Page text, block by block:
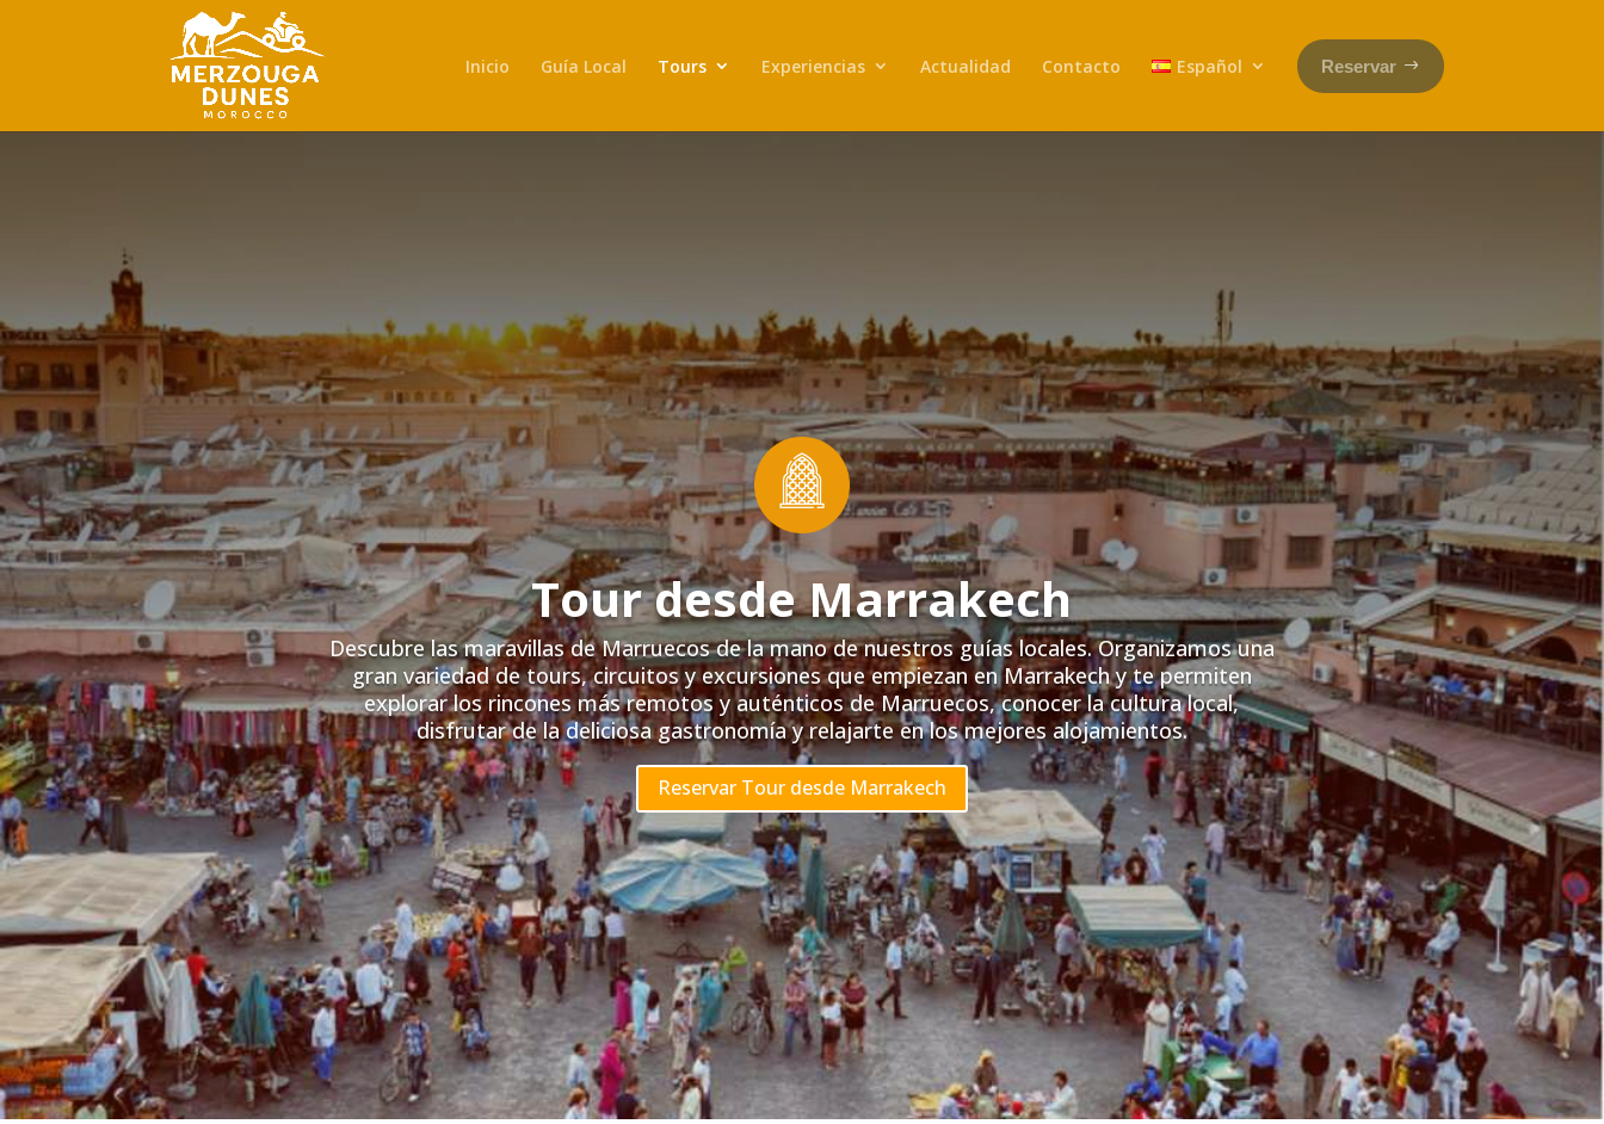
Inicio Guía Local Tours Experiencias Actualidad Contacto Español Reservar
Tour desde Marrakech
Descubre las maravillas de Marruecos de la mano de nuestros guías locales. Organizamos una
gran variedad de tours, circuitos y excursiones que empiezan en Marrakech y te permiten
explorar los rincones más remotos y auténticos de Marruecos, conocer la cultura local,
disfrutar de la deliciosa gastronomía y relajarte en los mejores alojamientos.
Reservar Tour desde Marrakech